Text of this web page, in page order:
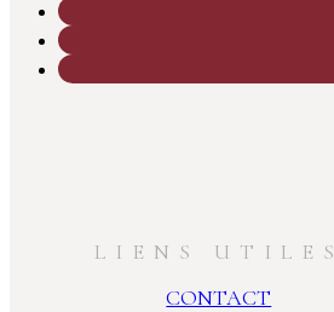
LIENS UTILES
CONTACT